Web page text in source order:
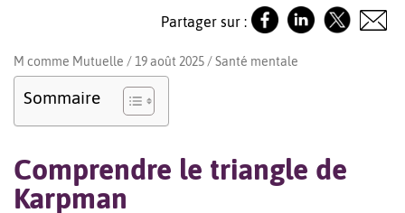
Partager sur :
M comme Mutuelle / 19 août 2025 /Santé mentale
Sommaire
Comprendre le triangle de
Karpman